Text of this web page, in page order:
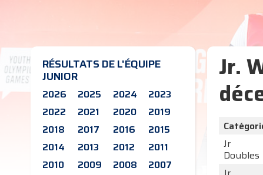
RÉSULTATS DE L'ÉQUIPE
JUNIOR
2026 2025 2024
2023
2022
2021 2020
2019
2018
2017 2016
2015
2014
2013 2012
2011
2010
2009 2008
2007
Jr.
Jr
Doubles